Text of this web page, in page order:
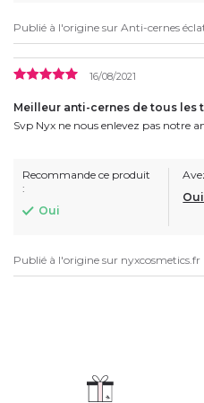
Publié à l'origine sur Anti-cernes
16/08/2021
Meilleur anti-cernes de tous les
Svp Nyx ne nous enlevez pas notre
Recommande ce produit
:
Oui
Oui
Publié à l'origine sur nyxcosmetics.fr